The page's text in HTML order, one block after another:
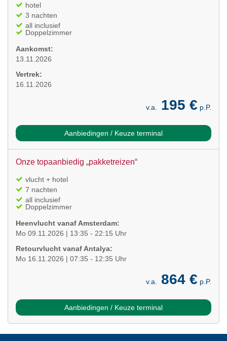
hotel
3 nachten
all inclusief
Doppelzimmer
Aankomst:
13.11.2026
Vertrek:
16.11.2026
v.a. 195 € p.P.
Aanbiedingen / Keuze terminal
Onze topaanbiedig „pakketreizen“
vlucht + hotel
7 nachten
all inclusief
Doppelzimmer
Heenvlucht vanaf Amsterdam:
Mo 09.11.2026 | 13:35 - 22:15 Uhr
Retourvlucht vanaf Antalya:
Mo 16.11.2026 | 07:35 - 12:35 Uhr
v.a. 864 € p.P.
Aanbiedingen / Keuze terminal